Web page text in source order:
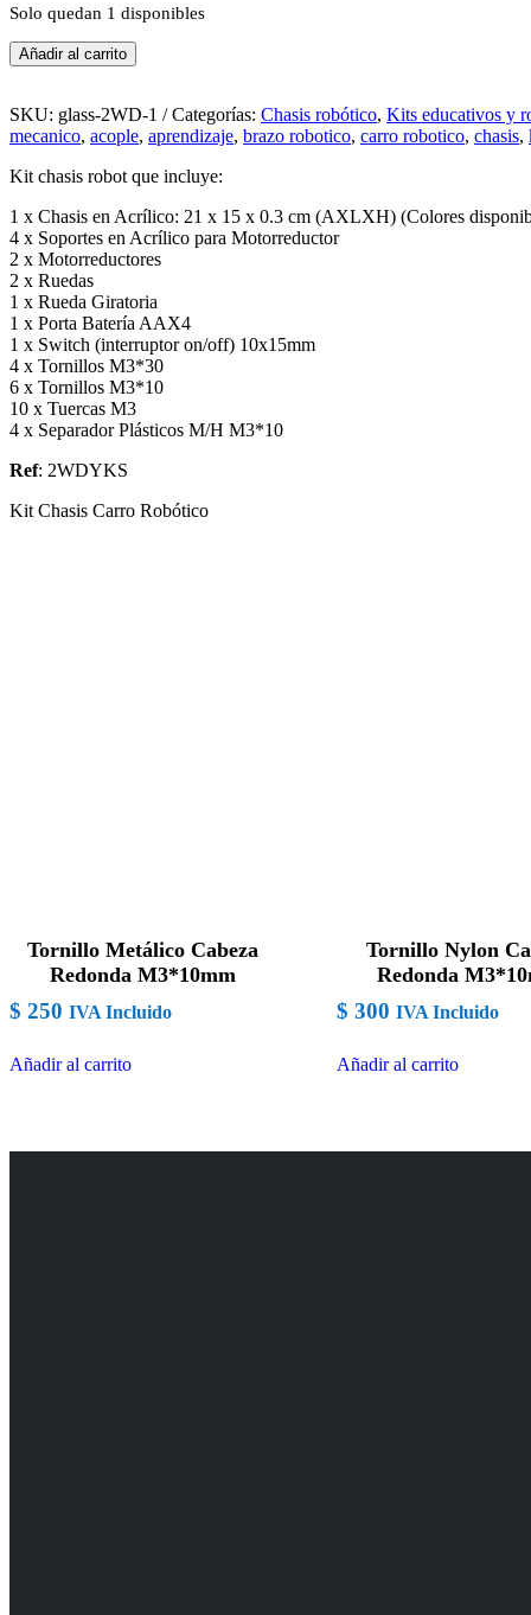
Solo quedan 1 disponibles
Kit
Chasis
Robótico
2WD
Añadir al carrito
SKU: glass-2WD-1 Categorías: Chasis robótico, Kits educativos y
mecanico, acople, aprendizaje, brazo robotico, carro robotico, chasis,
Kit chasis robot que incluye:
1 x Chasis en Acrílico: 21 x 15 x 0.3 cm (AXLXH) (Colores
4 x Soportes en Acrílico para Motorreductor
2 x Motorreductores
2 x Ruedas
1 x Rueda Giratoria
1 x Porta Batería AAX4
1 x Switch (interruptor on/off) 10x15mm
4 x Tornillos M3*30
6 x Tornillos M3*10
10 x Tuercas M3
4 x Separador Plásticos M/H M3*10
Ref: 2WDYKS
Kit Chasis Carro Robótico
Tornillo Metálico Cabeza
Redonda M3*10mm
$ 250 IVA Incluido
Añadir al carrito
Tornillo Nylon
Redonda
$ 300 IVA Incluido
Añadir al carrito